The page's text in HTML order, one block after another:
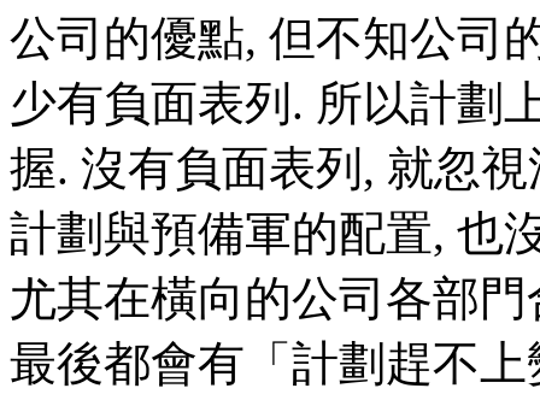
公司的優點, 但不知公司
少有負面表列. 所以計劃
握. 沒有負面表列, 就忽
計劃與預備軍的配置, 也
尤其在橫向的公司各部
最後都會有「計劃趕不